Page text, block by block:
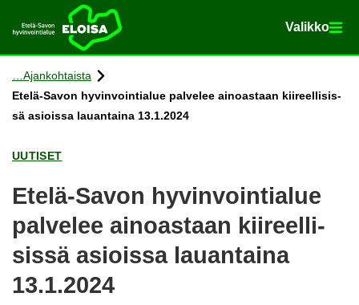
Etusi­vu Va­lik­ko
Va­lik­ko
Siir­ry si­säl­töön
Ajan­koh­tais­ta
Etelä-​Savon hy­vin­voin­tia­lue pal­ve­lee ai­noas­taan kii­reel­li­sis­
sä asiois­sa lau­an­tai­na 13.1.2024
UU­TI­SET
Etelä-​Savon hy­vin­voin­tia­lue
pal­ve­lee ai­noas­taan kii­reel­li­
sis­sä asiois­sa lau­an­tai­na
13.1.2024